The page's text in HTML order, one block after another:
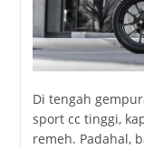
Di tengah
sport cc tinggi,
remeh. Padahal,